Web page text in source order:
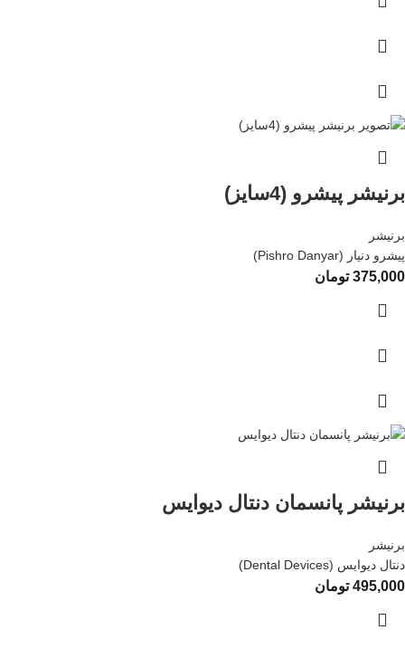
برنیشر پیشرو (4سایز)
برنیشر
پیشرو دنیار (Pishro Danyar)
375,000 تومان
برنیشر پانسمان دنتال دیوایس
برنیشر
دنتال دیوایس (Dental Devices)
495,000 تومان